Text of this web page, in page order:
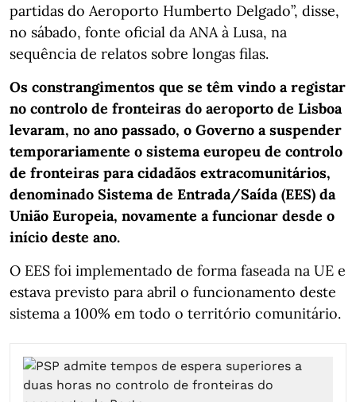
partidas do Aeroporto Humberto Delgado”, disse,
no sábado, fonte oficial da ANA à Lusa, na
sequência de relatos sobre longas filas.
Os constrangimentos que se têm vindo a registar
no controlo de fronteiras do aeroporto de Lisboa
levaram, no ano passado, o Governo a suspender
temporariamente o sistema europeu de controlo
de fronteiras para cidadãos extracomunitários,
denominado Sistema de Entrada/Saída (EES) da
União Europeia, novamente a funcionar desde o
início deste ano.
O EES foi implementado de forma faseada na UE e
estava previsto para abril o funcionamento deste
sistema a 100% em todo o território comunitário.